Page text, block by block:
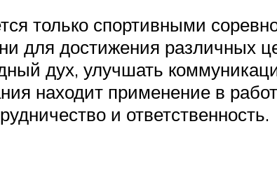
только спортивными
для достижения различных
дух, улучшать
находит применение в
и ответственность.